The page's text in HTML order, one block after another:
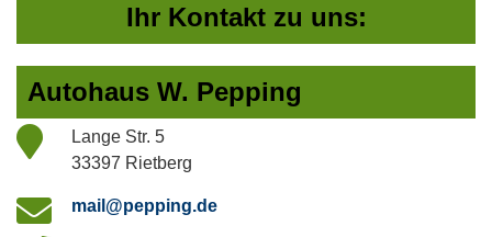
Ihr Kontakt zu uns:
Autohaus W. Pepping
Lange Str. 5
33397 Rietberg
mail@pepping.de